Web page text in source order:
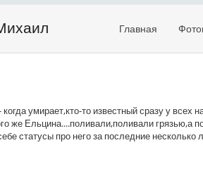
Главная
когда умирает,кто-то известный сразу у
же Ельцина....поливали,поливали
статусы про него за последние